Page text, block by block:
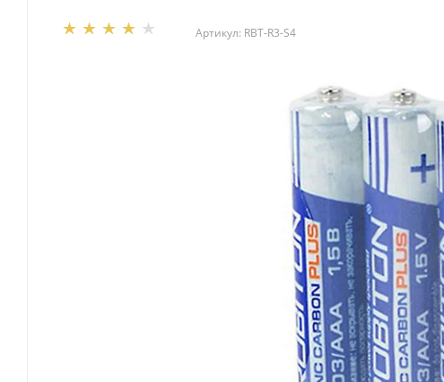
Артикул: RBT-R3-S4